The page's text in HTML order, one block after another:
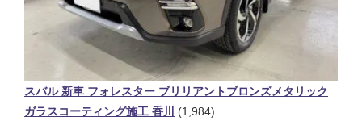
スバル 新車 フォレスター ブリリアントブロンズメタリック
ガラスコーティング施工 香川
(1,984)